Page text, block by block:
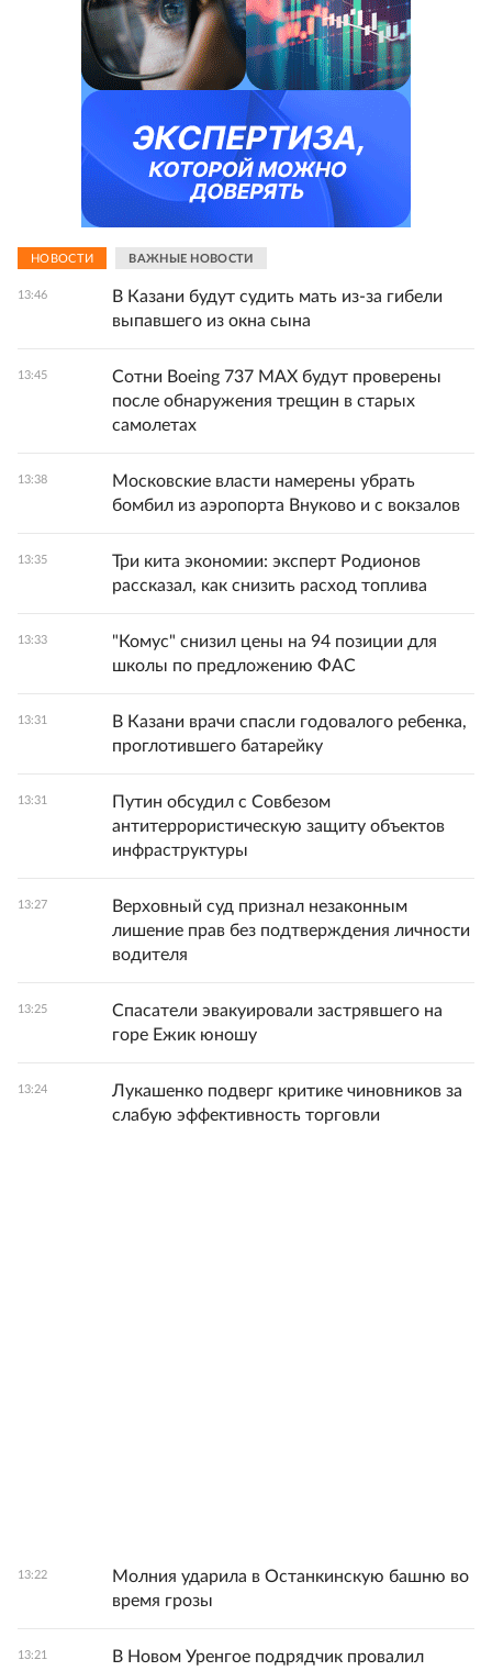
НОВОСТИ ВАЖНЫЕ НОВОСТИ
13:46
В Казани будут судить мать из-за гибели
выпавшего из окна сына
13:45
Сотни Boeing 737 MAX будут проверены
после обнаружения трещин в старых
самолетах
13:38
Московские власти намерены убрать
бомбил из аэропорта Внуково и с вокзалов
13:35
Три кита экономии: эксперт Родионов
рассказал, как снизить расход топлива
13:33
"Комус" снизил цены на 94 позиции для
школы по предложению ФАС
13:31
В Казани врачи спасли годовалого ребенка,
проглотившего батарейку
13:31
Путин обсудил с Совбезом
антитеррористическую защиту объектов
инфраструктуры
13:27
Верховный суд признал незаконным
лишение прав без подтверждения личности
водителя
13:25
Спасатели эвакуировали застрявшего на
горе Ежик юношу
13:24
Лукашенко подверг критике чиновников за
слабую эффективность торговли
13:22
Молния ударила в Останкинскую башню во
время грозы
13:21
В Новом Уренгое подрядчик провалил